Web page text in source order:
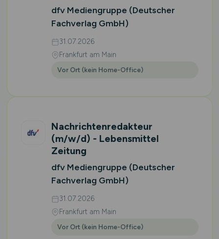
dfv Mediengruppe (Deutscher
Fachverlag GmbH)
31.07.2026
Frankfurt am Main
Vor Ort (kein Home-Office)
Nachrichtenredakteur
(m/w/d) - Lebensmittel
Zeitung
dfv Mediengruppe (Deutscher
Fachverlag GmbH)
31.07.2026
Frankfurt am Main
Vor Ort (kein Home-Office)